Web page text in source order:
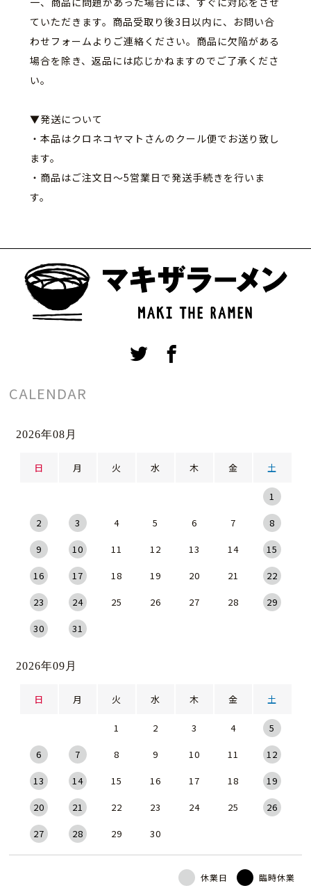
ていただきます。 商品受取り後3日以内に、 お問い合
わせフォームよりご連絡ください。 商品に欠陥がある
場合を除き、返品には応じかねますのでご了承くださ
い。
▼発送について
・本品はクロネコヤマトさんのクール便でお送り致し
ます。
・商品はご注文日〜5営業日で発送手続きを行いま
す。
CALENDAR
2026年08月
日 月 火 水 木 金 土
1
2
3 4 5 6 7
8
9
10 11 12 13 14
15
16
17 18 19 20 21
22
23
24 25 26 27 28
29
30
31
2026年09月
日 月 火 水 木 金 土
1 2 3 4
5
6
7 8 9 10 11
12
13
14 15 16 17 18
19
20
21 22 23 24 25
26
27
28 29 30
休業日 臨時休業